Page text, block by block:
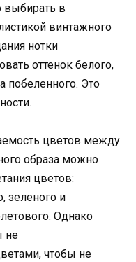
в
винтажного
нотки
оттенок белого,
побеленного. Это
цветов между
образа можно
цветов:
зеленого и
Однако
не
чтобы не